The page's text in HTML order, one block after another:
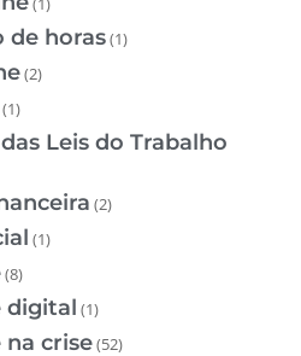
de horas(1)
(2)
(1)
Leis do Trabalho
(2)
(1)
(8)
digital (1)
crise(52)